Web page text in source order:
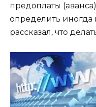
предоплаты
определить
рассказал, что